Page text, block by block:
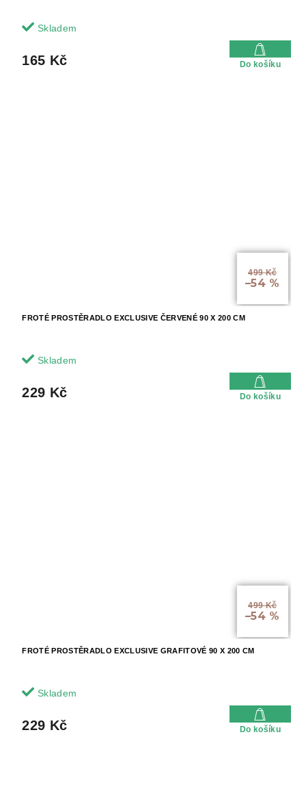
Skladem
165 Kč Do košíku
499 Kč
–54 %
FROTÉ PROSTĚRADLO EXCLUSIVE ČERVENÉ 90 X 200 CM
Skladem
229 Kč Do košíku
499 Kč
–54 %
FROTÉ PROSTĚRADLO EXCLUSIVE GRAFITOVÉ 90 X 200 CM
Skladem
229 Kč Do košíku